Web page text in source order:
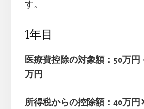
す。
1年目
医療費控除の対象額：50万円
万円
所得税からの控除額：40万円